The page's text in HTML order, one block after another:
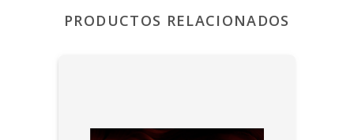
PRODUCTOS RELACIONADOS